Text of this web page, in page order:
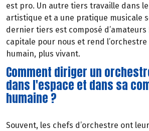
est pro. Un autre tiers travaille dans
artistique et a une pratique musicale
dernier tiers est composé
capitale pour nous et rend
humain, plus vivant.
Comment diriger un
dans l'espace et dans sa
humaine ?
Souvent, les chefs d’orchestre ont